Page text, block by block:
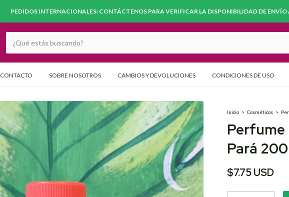
PEDIDOS INTERNACIONALES: CONTÁCTENOS PARA VERIFICAR LA DISPONIBILIDAD DE ENVÍO
CONTACTO SOBRE NOSOTROS CAMBIOS Y DEVOLUCIONES CONDICIONES DE USO
Inicio > Cosméticos >
Perfume
Pará
$7.75 USD